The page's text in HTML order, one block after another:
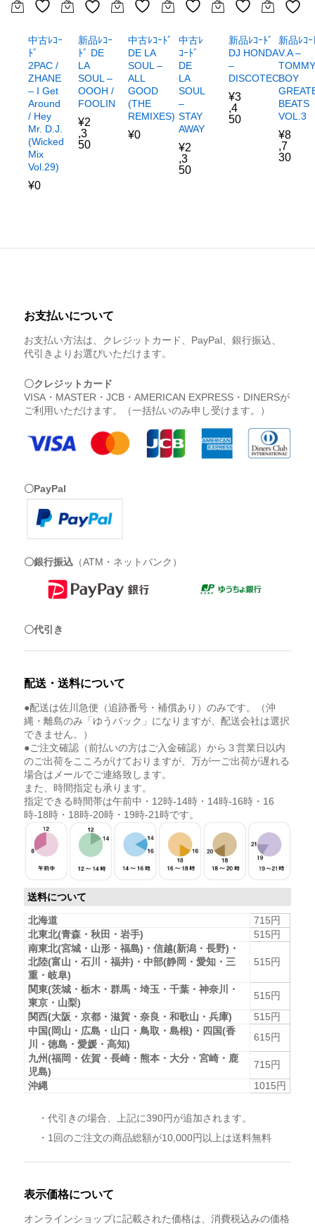
中古ﾚｺｰ
ﾄﾞ
2PAC /
ZHANE
– I Get
Around
/ Hey
Mr. D.J.
(Wicked
Mix
Vol.29)
¥0
新品ﾚｺｰ
ﾄﾞ DE
LA
SOUL –
OOOH /
FOOLIN
¥2
,3
50
中古ﾚｺｰﾄﾞ
DE LA
SOUL –
ALL
GOOD
(THE
REMIXES)
¥0
中古ﾚ
ｺｰﾄﾞ
DE
LA
SOUL
–
STAY
AWAY
¥2
,3
50
新品ﾚｺｰﾄﾞ
DJ HONDA
–
DISCOTEC
¥3
,4
50
新品ﾚｺｰ
V.A –
BOY
BEATS
VOL.3
¥8
,7
30
お支払いについて
お支払い方法は、クレジットカード、PayPal、銀行振込、
代引きよりお選びいただけます。
〇クレジットカード
VISA・MASTER・JCB・AMERICAN EXPRESS・DINERSが
ご利用いただけます。（一括払いのみ申し受けます。）
〇PayPal
〇銀行振込 （ATM・ネットバンク）
〇代引き
配送・送料について
●配送は佐川急便（追跡番号・補償あり）のみです。（沖
縄・離島のみ「ゆうパック」になりますが、配送会社は選択
できません。）
●ご注文確認（前払いの方はご入金確認）から３営業日以内
のご出荷をこころがけておりますが、万が一ご出荷が遅れる
場合はメールでご連絡致します。
また、時間指定も承ります。
指定できる時間帯は午前中・12時-14時・14時-16時・16
時-18時・18時-20時・19時-21時です。
送料について
北海道
715円
北東北(青森・秋田・岩手)
515円
南東北(宮城・山形・福島)・信越(新潟・長野)・
北陸(富山・石川・福井)・中部(静岡・愛知・三
重・岐阜)
515円
関東(茨城・栃木・群馬・埼玉・千葉・神奈川・
東京・山梨)
515円
関西(大阪・京都・滋賀・奈良・和歌山・兵庫)
515円
中国(岡山・広島・山口・鳥取・島根)・四国(香
川・徳島・愛媛・高知)
615円
九州(福岡・佐賀・長崎・熊本・大分・宮崎・鹿
児島)
715円
沖縄
1015円
・代引きの場合、上記に390円が追加されます。
・1回のご注文の商品総額が10,000円以上は送料無料
表示価格について
オンラインショップに記載された価格は、消費税込みの価格